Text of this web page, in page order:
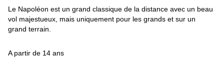
Le Napoléon est un grand classique de la distance avec un beau
vol majestueux, mais uniquement pour les grands et sur un
grand terrain.
A partir de 14 ans